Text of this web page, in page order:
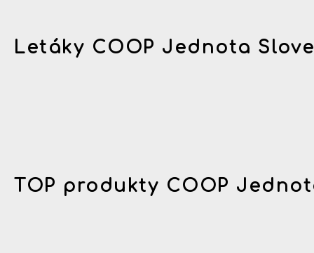
Letáky COOP Jednota
TOP produkty COOP